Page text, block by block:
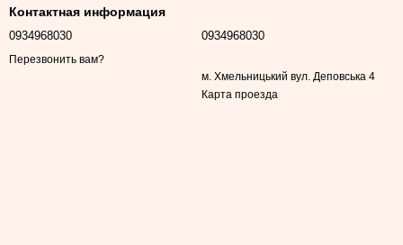
Контактная информация
0934968030
Перезвонить вам?
0934968030
м. Хмельницький вул. Деповська 4
Карта проезда